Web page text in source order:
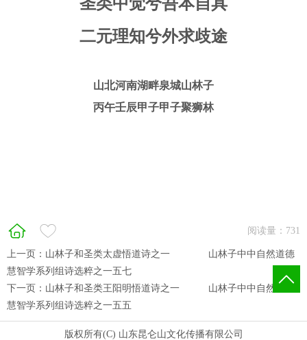
二元理知兮外求歧途
山北河南湖畔泉城山林子
丙午壬辰甲子甲子聚狮林
阅读量： 731
上一页： 山林子和圣类太虚悟道诗之一​ ​ ​ 山林子中中自然道德
慧智学系列组诗选粹之一五七
下一页： 山林子和圣类王阳明悟道诗之一​ ​ 山林子中中自然道德
慧智学系列组诗选粹之一五五
版权所有(C) 山东昆仑山文化传播有限公司